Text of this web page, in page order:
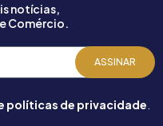
notícias,
Comércio.
ASSINAR
políticas de privacidade